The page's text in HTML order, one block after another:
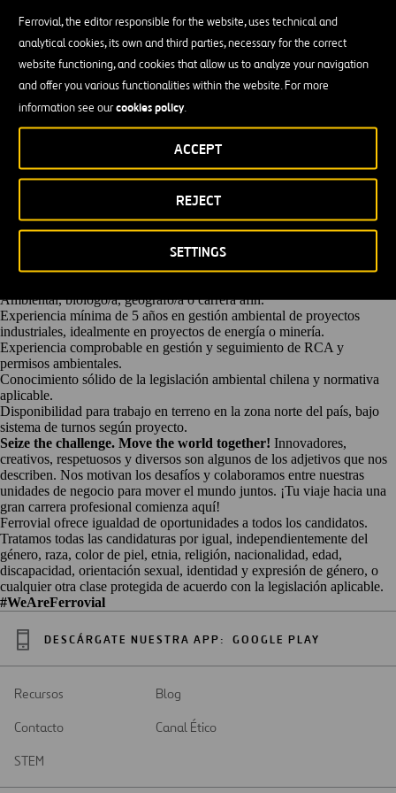
Ferrovial, the editor responsible for the website, uses technical and
analytical cookies, its own and third parties, necessary for the correct
website functioning, and cookies that allow us to analyze your navigation
and offer you various functionalities within the website. For more
information see ourcookies policy.
SETTINGS
REJECT
ACCEPT
de la normativa ambiental vigente, permisos, compromisos ambientales
y estándares.
Principales Funciones:
Asegurar el cumplimiento de la Resolución de Calificación Ambiental
(RCA), legislación ambiental aplicable y compromisos ambientales.
Coordinar y supervisar la correcta ejecución de planes ambientales.
fiscalizadores y stakeholders relevantes.
Coordinar y supervisar a asesores, contratistas y subcontratistas en
Elaborar, revisar y controlar reportes ambientales internos y externos.
Apoyar procesos de auditorías ambientales y fiscalizaciones.
Capacitar y sensibilizar al personal del proyecto en materias
Requisitos:
Ambiental, biólogo/a, geógrafo/a o carrera afín.
Experiencia mínima de 5 años en gestión ambiental de proyectos
industriales, idealmente en proyectos de energía o minería.
Experiencia comprobable en gestión y seguimiento de RCA y
permisos ambientales.
Conocimiento sólido de la legislación ambiental chilena y normativa
aplicable.
Disponibilidad para trabajo en terreno en la zona norte del país, bajo
sistema de turnos según proyecto.
Seize the challenge. Move the world together! Innovadores,
creativos, respetuosos y diversos son algunos de los adjetivos que nos
describen. Nos motivan los desafíos y colaboramos entre nuestras
unidades de negocio para mover el mundo juntos. ¡Tu viaje hacia una
gran carrera profesional comienza aquí!
Ferrovial ofrece igualdad de oportunidades a todos los candidatos.
Tratamos todas las candidaturas por igual, independientemente del
género, raza, color de piel, etnia, religión, nacionalidad, edad,
discapacidad, orientación sexual, identidad y expresión de género, o
cualquier otra clase protegida de acuerdo con la legislación aplicable.
#WeAreFerrovial
DESCÁRGATE NUESTRA APP: GOOGLE PLAY
Recursos
Blog
Contacto
Canal Ético
STEM